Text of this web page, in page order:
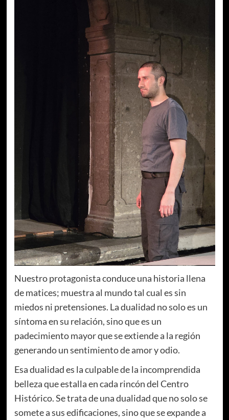
Nuestro protagonista conduce una historia llena
de matices; muestra al mundo tal cual es sin
miedos ni pretensiones. La dualidad no solo es un
síntoma en su relación, sino que es un
padecimiento mayor que se extiende a la región
generando un sentimiento de amor y odio.
Esa dualidad es la culpable de la incomprendida
belleza que estalla en cada rincón del Centro
Histórico. Se trata de una dualidad que no solo se
somete a sus edificaciones, sino que se expande a